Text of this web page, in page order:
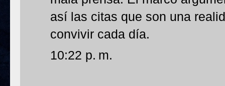
así las citas que son una
convivir cada día.
10:22 p. m.